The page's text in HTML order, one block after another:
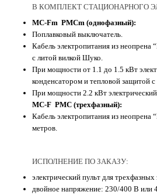
В КОМПЛЕКТ СТАЦИОНАРНОГО
MC-Fm PMCm (однофазный):
Поплавковый выключатель.
Кабель электропитания из неопрена
с литой вилкой Шуко.
При мощности от 1.1 до 1.5 кВт
конденсатором и тепловой защитой
При мощности 2.2 кВт
MC-F PMC (трехфазный):
Кабель электропитания из неопрена
метров.
ИСПОЛНЕНИЕ ПО ЗАКАЗУ:
электрический пульт для трехфазных
двойное напряжение: 230/400 В или